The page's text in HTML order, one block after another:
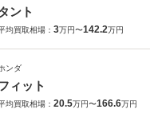
ント
均買取相場： 3万円〜142.2万円
ンダ
ィット
均買取相場： 20.5万円〜166.6万円